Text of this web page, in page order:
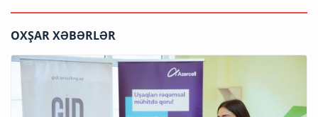
OXŞAR XƏBƏRLƏR